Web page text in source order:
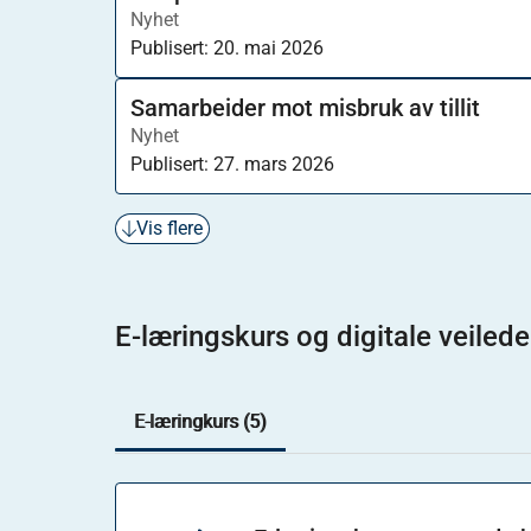
Nyhet
Publisert: 20. mai 2026
Samarbeider mot misbruk av tillit
Nyhet
Publisert: 27. mars 2026
Vis flere
E-læringskurs og digitale
E-læringkurs (5)